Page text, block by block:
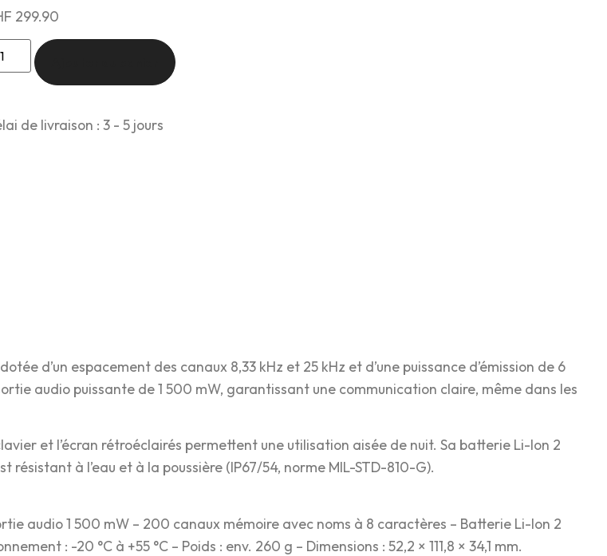
299.90
de livraison : 3 - 5 jours
d’un espacement des canaux 8,33 kHz et 25 kHz et d’une puissance d’émission de 6
audio puissante de 1 500 mW, garantissant une communication claire, même dans les
et l’écran rétroéclairés permettent une utilisation aisée de nuit. Sa batterie Li-Ion 2
résistant à l’eau et à la poussière (IP67/54, norme MIL-STD-810-G).
audio 1 500 mW – 200 canaux mémoire avec noms à 8 caractères – Batterie Li-Ion 2
: -20 °C à +55 °C – Poids : env. 260 g – Dimensions : 52,2 × 111,8 × 34,1 mm.